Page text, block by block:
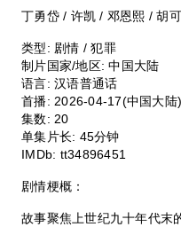
丁勇岱 / 许凯 / 邓恩熙 / 胡
类型: 剧情 / 犯罪
制片国家/地区: 中国大陆
语言: 汉语普通话
首播: 2026-04-17(中国大陆)
集数: 20
单集片长: 45分钟
IMDb: tt34896451
剧情梗概：
故事聚焦上世纪九十年代末